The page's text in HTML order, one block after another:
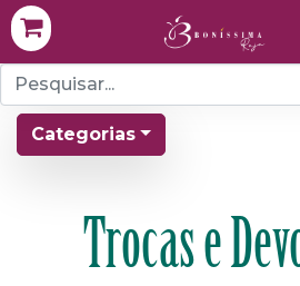
Categorias
Trocas e